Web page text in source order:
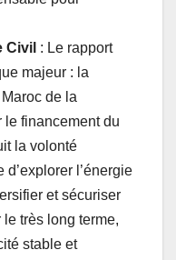
Civil : Le rapport
majeur : la
de la
le financement du
la volonté
l’énergie
et sécuriser
très long terme,
stable et